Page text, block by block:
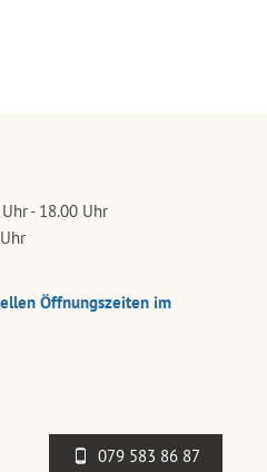
- 18.00 Uhr
Öffnungszeiten im
079 583 86 87